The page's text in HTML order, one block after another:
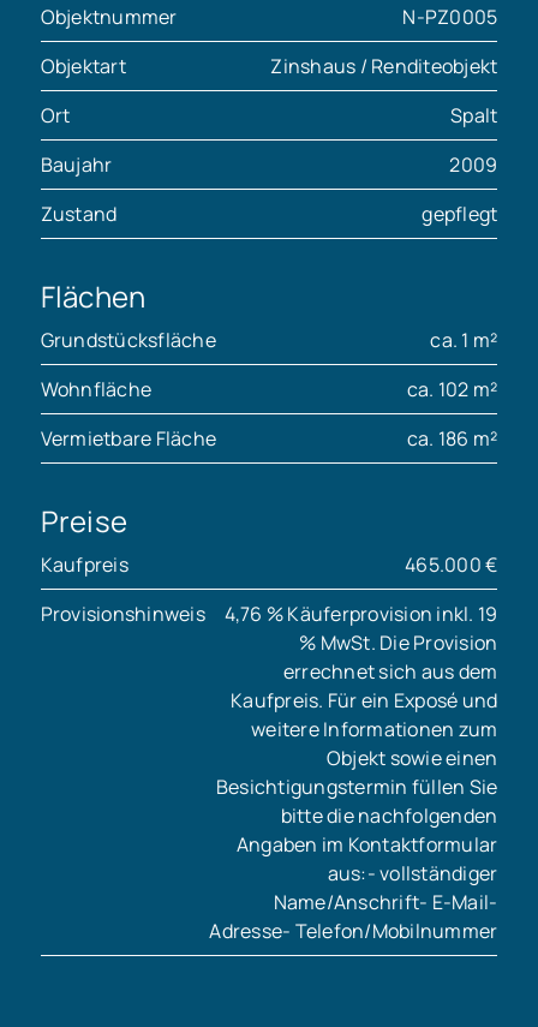
Objektnummer
N-PZ0005
Objektart
Zinshaus / Renditeobjekt
Ort
Spalt
Baujahr
2009
Zustand
gepflegt
Flächen
Grundstücksfläche
ca. 1 m²
Wohnfläche
ca. 102 m²
Vermietbare Fläche
ca. 186 m²
Preise
Kaufpreis
465.000 €
Provisionshinweis
4,76 % Käuferprovision inkl. 19
% MwSt. Die Provision
errechnet sich aus dem
Kaufpreis. Für ein Exposé und
weitere Informationen zum
Objekt sowie einen
Besichtigungstermin füllen Sie
bitte die nachfolgenden
Angaben im Kontaktformular
aus:- vollständiger
Name/Anschrift- E-Mail-
Adresse- Telefon/Mobilnummer